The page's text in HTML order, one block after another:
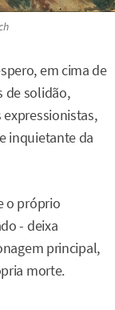
em cima de
de solidão,
inquietante da
o próprio
- deixa
principal,
morte.